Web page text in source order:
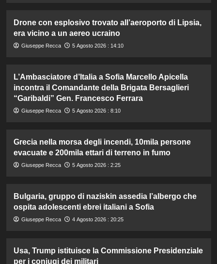
Drone con esplosivo trovato all’aeroporto di Lipsia,
era vicino a un aereo ucraino
Giuseppe Recca 5 Agosto 2026 : 14:10
L’Ambasciatore d’Italia a Sofia Marcello Apicella
incontra il Comandante della Brigata Bersaglieri
“Garibaldi” Gen. Francesco Ferrara
Giuseppe Recca 5 Agosto 2026 : 8:10
Grecia nella morsa degli incendi, 10mila persone
evacuate e 200mila ettari di terreno in fumo
Giuseppe Recca 5 Agosto 2026 : 2:25
Bulgaria, gruppo di naziskin assedia l’albergo che
ospita adolescenti ebrei italiani a Sofia
Giuseppe Recca 4 Agosto 2026 : 20:25
Usa, Trump istituisce la Commissione Presidenziale
per i coniugi dei militari